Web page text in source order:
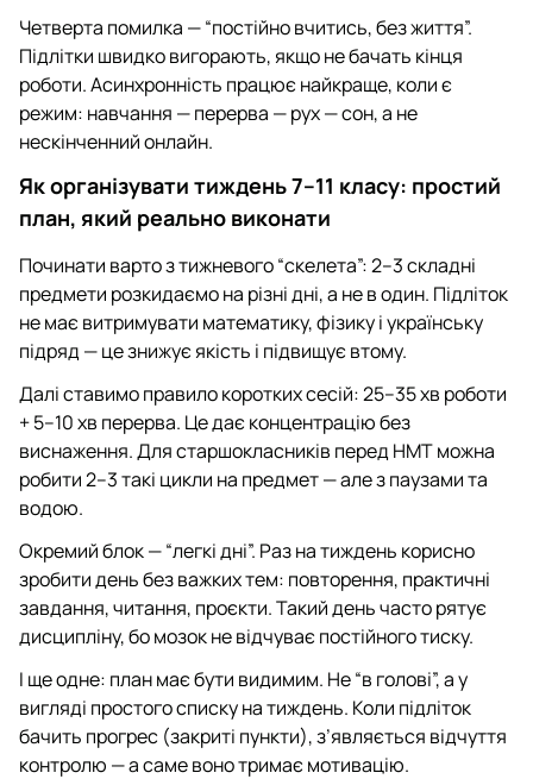
Четверта помилка — “постійно вчитись, без життя”.
Підлітки швидко вигорають, якщо не бачать кінця
роботи. Асинхронність працює найкраще, коли є
режим: навчання — перерва — рух — сон, а не
нескінченний онлайн.
Як організувати тиждень 7–11 класу: простий
план, який реально виконати
Починати варто з тижневого “скелета”: 2–3 складні
предмети розкидаємо на різні дні, а не в один. Підліток
не має витримувати математику, фізику і українську
підряд — це знижує якість і підвищує втому.
Далі ставимо правило коротких сесій: 25–35 хв роботи
+ 5–10 хв перерва. Це дає концентрацію без
виснаження. Для старшокласників перед НМТ можна
робити 2–3 такі цикли на предмет — але з паузами та
водою.
Окремий блок — “легкі дні”. Раз на тиждень корисно
зробити день без важких тем: повторення, практичні
завдання, читання, проєкти. Такий день часто рятує
дисципліну, бо мозок не відчуває постійного тиску.
І ще одне: план має бути видимим. Не “в голові”, а у
вигляді простого списку на тиждень. Коли підліток
бачить прогрес (закриті пункти), з’являється відчуття
контролю — а саме воно тримає мотивацію.